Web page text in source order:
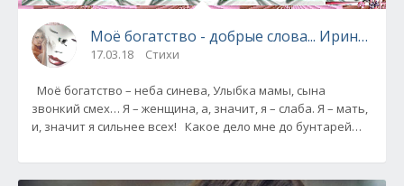
Моё богатство -
17.03.18 Стихи
звонкий смех… Я – женщина, а, значит, я – слаба. Я – мать,
и, значит я сильнее всех! Какое дело мне до бунтарей…